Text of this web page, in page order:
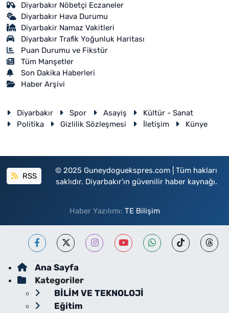
Diyarbakır Nöbetçi Eczaneler
Diyarbakır Hava Durumu
Diyarbakir Namaz Vakitleri
Diyarbakır Trafik Yoğunluk Haritası
Puan Durumu ve Fikstür
Tüm Manşetler
Son Dakika Haberleri
Haber Arşivi
Diyarbakır Spor Asayiş
Kültür - Sanat
Politika
Gizlilik Sözleşmesi İletişim Künye
RSS
© 2025 Guneydoguekspres.com | Tüm hakları
saklıdır. Diyarbakır'ın güvenilir haber kaynağı.
Haber Yazılımı: TE Bilişim
Ana Sayfa
Kategoriler
BİLİM VE TEKNOLOJİ
Eğitim